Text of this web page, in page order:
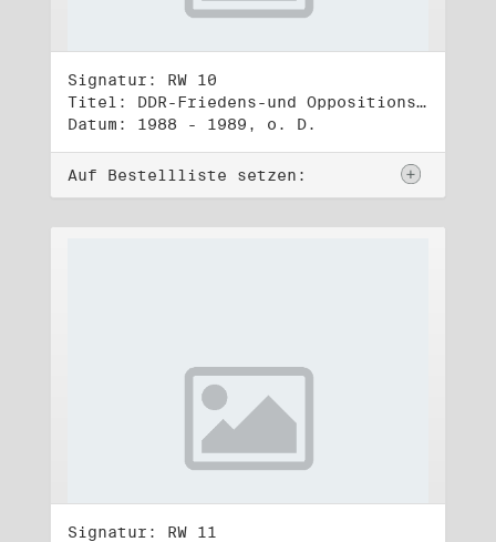
Signatur: RW 10
Titel: DDR-Friedens-und Oppositionsbewegung (3)
Datum: 1988 - 1989, o. D.
Auf Bestellliste setzen:
Signatur: RW 11